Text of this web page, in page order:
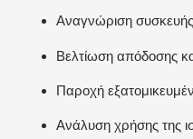
Αναγνώριση
Βελτίωση απόδοσης
Παροχή
Ανάλυση χρήσης της